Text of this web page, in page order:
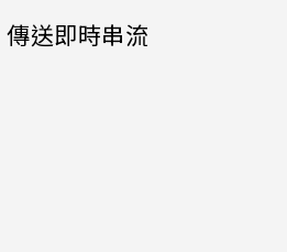
設定 RE 應用程式時找不到
片
片
排序媒體
下載相片和影片
記憶卡
恢復為原廠預設值
送即時串流
時串流